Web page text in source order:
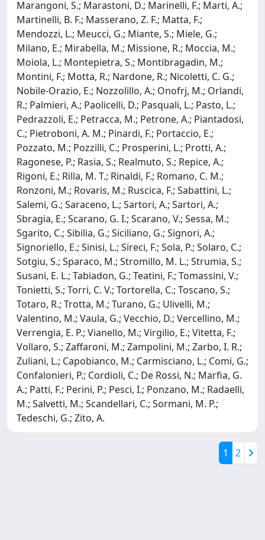
Marangoni, S.; Marastoni, D.; Marinelli, F.; Marti, A.;
Martinelli, B. F.; Masserano, Z. F.; Matta, F.;
Mendozzi, L.; Meucci, G.; Miante, S.; Miele, G.;
Milano, E.; Mirabella, M.; Missione, R.; Moccia, M.;
Moiola, L.; Montepietra, S.; Montibragadin, M.;
Montini, F.; Motta, R.; Nardone, R.; Nicoletti, C. G.;
Nobile-Orazio, E.; Nozzolillo, A.; Onofrj, M.; Orlandi,
R.; Palmieri, A.; Paolicelli, D.; Pasquali, L.; Pasto, L.;
Pedrazzoli, E.; Petracca, M.; Petrone, A.; Piantadosi,
C.; Pietroboni, A. M.; Pinardi, F.; Portaccio, E.;
Pozzato, M.; Pozzilli, C.; Prosperini, L.; Protti, A.;
Ragonese, P.; Rasia, S.; Realmuto, S.; Repice, A.;
Rigoni, E.; Rilla, M. T.; Rinaldi, F.; Romano, C. M.;
Ronzoni, M.; Rovaris, M.; Ruscica, F.; Sabattini, L.;
Salemi, G.; Saraceno, L.; Sartori, A.; Sartori, A.;
Sbragia, E.; Scarano, G. I.; Scarano, V.; Sessa, M.;
Sgarito, C.; Sibilia, G.; Siciliano, G.; Signori, A.;
Signoriello, E.; Sinisi, L.; Sireci, F.; Sola, P.; Solaro, C.;
Sotgiu, S.; Sparaco, M.; Stromillo, M. L.; Strumia, S.;
Susani, E. L.; Tabiadon, G.; Teatini, F.; Tomassini, V.;
Tonietti, S.; Torri, C. V.; Tortorella, C.; Toscano, S.;
Totaro, R.; Trotta, M.; Turano, G.; Ulivelli, M.;
Valentino, M.; Vaula, G.; Vecchio, D.; Vercellino, M.;
Verrengia, E. P.; Vianello, M.; Virgilio, E.; Vitetta, F.;
Vollaro, S.; Zaffaroni, M.; Zampolini, M.; Zarbo, I. R.;
Zuliani, L.; Capobianco, M.; Carmisciano, L.; Comi, G.;
Confalonieri, P.; Cordioli, C.; De Rossi, N.; Marfia, G.
A.; Patti, F.; Perini, P.; Pesci, I.; Ponzano, M.; Radaelli,
M.; Salvetti, M.; Scandellari, C.; Sormani, M. P.;
Tedeschi, G.; Zito, A.
1 2